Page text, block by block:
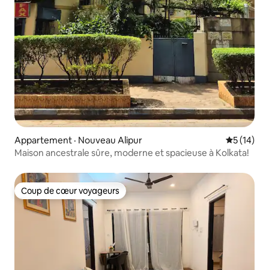
Appartement · Nouveau Alipur Note
5 (14)
Maison ancestrale sûre, moderne et spacieuse à Kolkata!
Coup de cœur voyageurs
Coup de cœur voyageurs